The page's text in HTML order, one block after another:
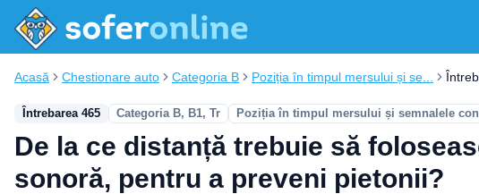
Acasă Chestionare auto Categoria B Poziția în timpul mersului și se...
Întrebarea 465 Categoria B, B1, Tr Poziția în timpul mersului și semnalele
De la ce distanță trebuie să
sonoră, pentru a preveni pietonii?